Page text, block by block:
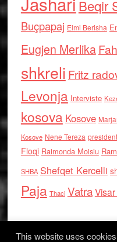
Beqir
Buçpapaj Elmi Berisha
Eugjen Merlika
shkreli Fritz
Levonja Interviste
kosova Kosove
Kosove Nene Tereza
Floqi Raimonda Moisiu
SHBA Shefqet Kercelli
Paja Thaci Vatra
This website uses